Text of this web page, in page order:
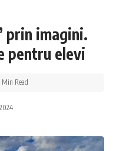
prin imagini.
pentru elevi
Min Read